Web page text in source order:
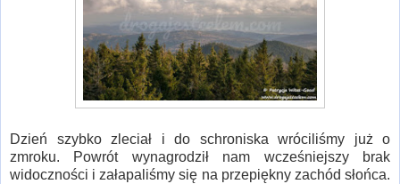
Dzień szybko zleciał i do schroniska wróciliśmy już o
zmroku. Powrót wynagrodził nam wcześniejszy brak
widoczności i załapaliśmy się na przepiękny zachód słońca.